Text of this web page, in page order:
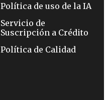
Política de uso de la IA
Servicio de
Suscripción a Crédito
Política de Calidad